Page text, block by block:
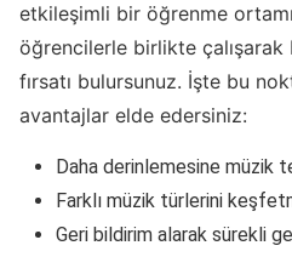
etkileşimli bir öğrenme
öğrencilerle birlikte
fırsatı bulursunuz. İşte bu
avantajlar elde edersiniz:
Daha derinlemesine müzik
Farklı müzik türlerini
Geri bildirim alarak sürekli